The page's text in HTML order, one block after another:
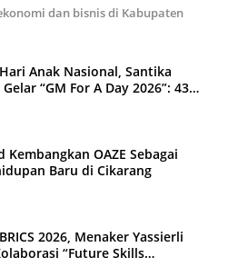
dan bisnis di Kabupaten
Anak Nasional, Santika
“GM For A Day 2026”: 43
Kembangkan OAZE Sebagai
Baru di Cikarang
2026, Menaker Yassierli
“Future Skills